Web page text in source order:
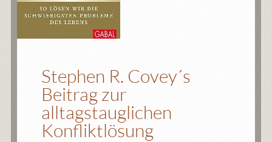
Stephen R. Covey´s
Beitrag zur
alltagstauglichen
Konfliktlösung